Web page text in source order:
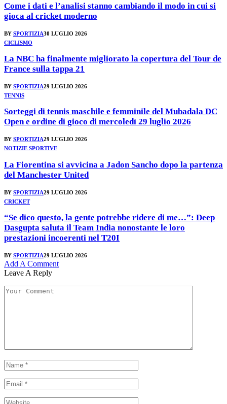
Come i dati e l’analisi stanno cambiando il modo in cui si
gioca al cricket moderno
BY SPORTIZIA30 LUGLIO 2026
CICLISMO
La NBC ha finalmente migliorato la copertura del Tour de
France sulla tappa 21
BY SPORTIZIA29 LUGLIO 2026
TENNIS
Sorteggi di tennis maschile e femminile del Mubadala DC
Open e ordine di gioco di mercoledì 29 luglio 2026
BY SPORTIZIA29 LUGLIO 2026
NOTIZIE SPORTIVE
La Fiorentina si avvicina a Jadon Sancho dopo la partenza
del Manchester United
BY SPORTIZIA29 LUGLIO 2026
CRICKET
“Se dico questo, la gente potrebbe ridere di me…”: Deep
Dasgupta saluta il Team India nonostante le loro
prestazioni incoerenti nel T20I
BY SPORTIZIA29 LUGLIO 2026
Add A Comment
Leave A Reply